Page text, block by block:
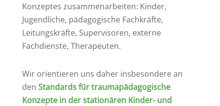
Konzeptes zusammenarbeiten: Kinder,
Jugendliche, pädagogische Fachkräfte,
Leitungskräfte, Supervisoren, externe
Fachdienste, Therapeuten.
Wir orientieren uns daher insbesondere an
den Standards für traumapädagogische
Konzepte in der stationären Kinder- und